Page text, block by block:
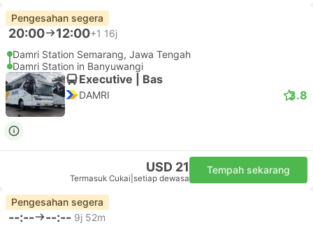
Pengesahan segera
20:00 12:00+1 16j
Damri Station Semarang, Jawa Tengah
Damri Station in Banyuwangi
Executive | Bas
DAMRI 3.8
USD 21
Termasuk Cukai setiap dewasa
Tempah sekarang
Pengesahan segera
--:-- --:-- 9j 52m